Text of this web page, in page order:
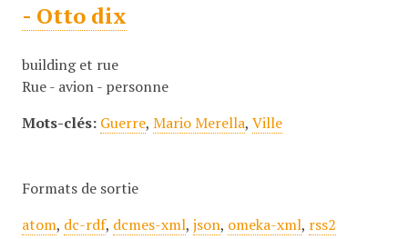
- Otto dix
building et rue
Rue - avion - personne
Mots-clés: Guerre, Mario Merella, Ville
Formats de sortie
atom, dc-rdf, dcmes-xml, json, omeka-xml, rss2